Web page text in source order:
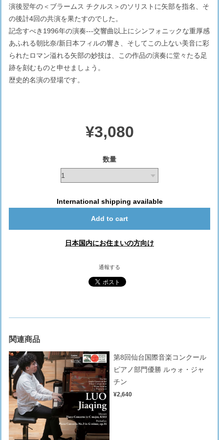
演後翌年の＜ブラームス チクルス＞のソリストに矢部を指名、そ
の後計4回の共演を果たすのでした。
記念すべき1996年の演奏---交響曲以上にシンフォニックな重厚感
あふれる朝比奈/新日本フィルの響き、そしてこの上ない美音に彩
られたロマン溢れる矢部の妙技は、この作品の演奏に堂々たる足
跡を刻むものと申せましょう。
歴史的名演の登場です。
¥3,080
数量
International shipping available
Add to cart
日本国内にお住まいの方向け
通報する
関連商品
第8回仙台国際音楽コンクール
ピアノ部門優勝 ルゥォ・ジャ
チン
¥2,640